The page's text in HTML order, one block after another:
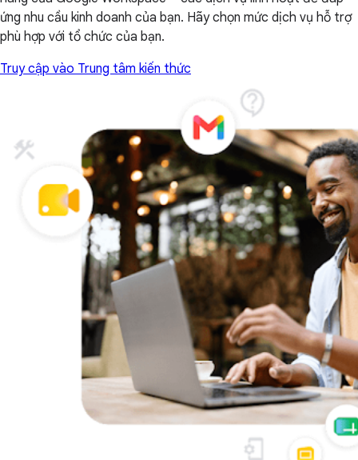
ứng nhu cầu kinh doanh của bạn. Hãy chọn mức dịch vụ hỗ trợ
phù hợp với tổ chức của bạn.
Truy cập vào Trung tâm kiến thức